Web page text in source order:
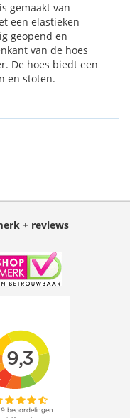
gemaakt van
een elastieken
geopend en
van de hoes
De hoes biedt een
en stoten.
+ reviews